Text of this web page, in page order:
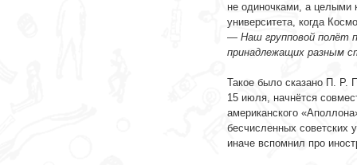
не одиночками, а целыми
университета, когда
— Наш групповой полёт
принадлежащих разным
Такое было сказано П. Р.
15 июля, начнётся
американского
бесчисленных советских
иначе вспомнил про